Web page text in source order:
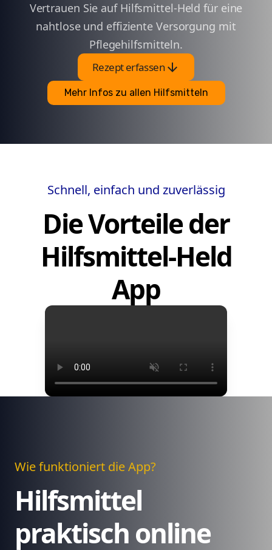
Vertrauen Sie auf Hilfsmittel-Held für eine
nahtlose und effiziente Versorgung mit
Pflegehilfsmitteln.
Rezept erfassenarrow_downward
Mehr Infos zu allen Hilfsmitteln
Schnell, einfach und zuverlässig
Die Vorteile der
Hilfsmittel-Held
App
Wie funktioniert die App?
Hilfsmittel
praktisch online